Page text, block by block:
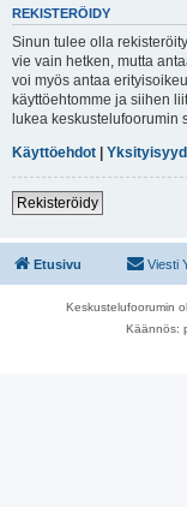
REKISTERÖIDY
Sinun tulee olla
vie vain hetken, mutta
voi myös antaa
käyttöehtomme ja siihen
lukea keskustelufoorumin
Käyttöehdot |
Rekisteröidy
Etusivu Viesti
Keskustelufoorumin
Käännös: